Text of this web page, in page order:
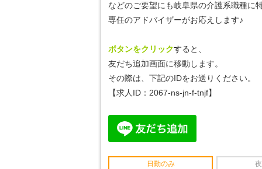
などのご要望にも岐阜県の介護系職種に
専任のアドバイザーがお応えします♪
ボタンをクリックすると、
友だち追加画面に移動します。
その際は、下記のIDをお送りください。
【求人ID： 2067-ns-jn-f-tnjf】
日勤のみ